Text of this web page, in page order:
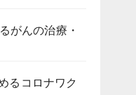
がんの治療・
るコロナワク